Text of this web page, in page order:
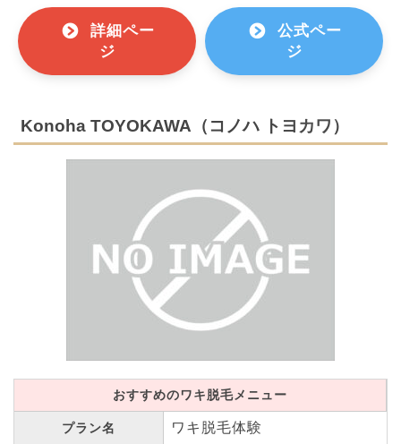
詳細ペー
ジ
公式ペー
ジ
Konoha TOYOKAWA（コノハ トヨカワ）
おすすめのワキ脱毛メニュー
プラン名 ワキ脱毛体験